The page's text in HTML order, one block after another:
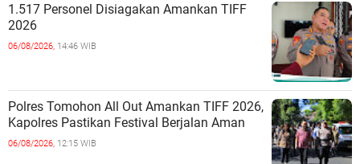
1.517 Personel Disiagakan Amankan TIFF
2026
06/08/2026, 14:46 WIB
Polres Tomohon All Out Amankan TIFF 2026,
Kapolres Pastikan Festival Berjalan Aman
06/08/2026, 12:15 WIB